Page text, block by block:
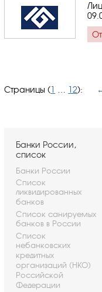
Страницы (1 12):
Банки России,
список
Банки России
Список
ликвидированных
банков
Список санируемых
банков в России
Список
небанковских
кредитных
организаций (НКО)
Российской
Федерации